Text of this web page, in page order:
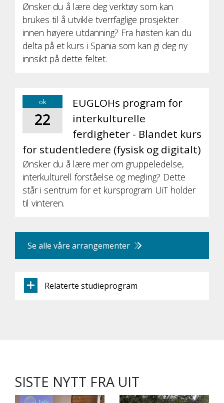
Ønsker du å lære deg verktøy som kan
brukes til å utvikle tverrfaglige prosjekter
innen høyere utdanning? Fra høsten kan du
delta på et kurs i Spania som kan gi deg ny
innsikt på dette feltet.
ok
22
EUGLOHs program for
interkulturelle
ferdigheter - Blandet kurs
for studentledere (fysisk og digitalt)
Ønsker du å lære mer om gruppeledelse,
interkulturell forståelse og megling? Dette
står i sentrum for et kursprogram UiT holder
til vinteren.
Se alle våre arrangementer
Relaterte studieprogram
SISTE NYTT FRA UIT